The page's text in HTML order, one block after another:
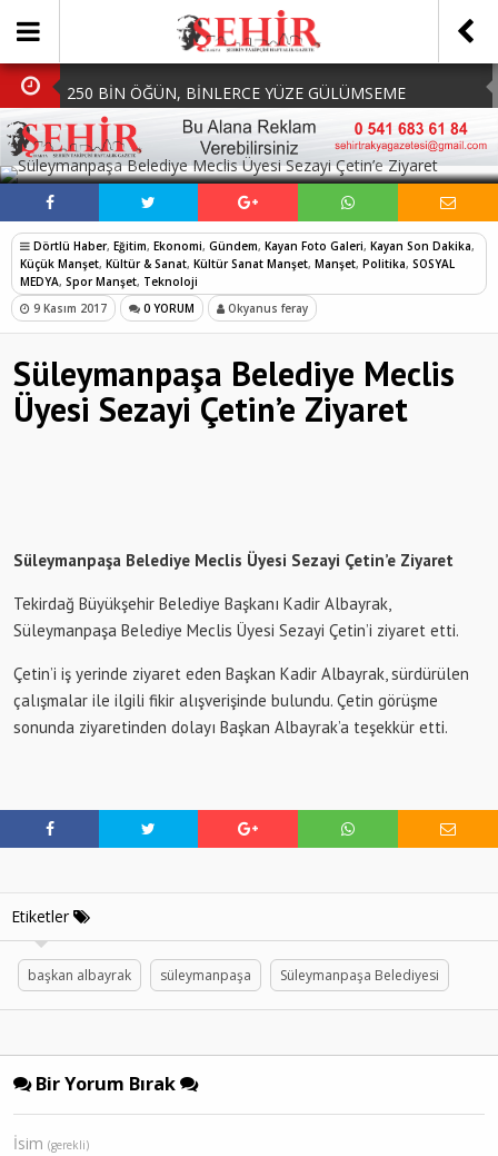
250 BİN ÖĞÜN, BİNLERCE YÜZE GÜLÜMSEME
BAŞKAN MÜGE YILDIZ TOPAK: ‘SOSYAL
BELEDİYECİLİKTE HİÇBİR HEMŞERİMİZİ YALNIZ
BIRAKMIYORUZ!’
MHP Çorlu İlçe Teşkilatında Yeni Dönem Başladı:
Mazbatalar Alındı
Dolu Vurdu, Büyükşehir Üreticiyi Yalnız Bırakmadı
SOFRALARDA BEREKETİ, GÖNÜLLERDE DAYANIŞMAYI
BÜYÜTÜYORUZ!
SOSYAL MEDYADA PAYLAŞ
Dörtlü Haber, Eğitim, Ekonomi, Gündem, Kayan Foto Galeri, Kayan Son Dakika,
Küçük Manşet, Kültür & Sanat, Kültür Sanat Manşet, Manşet, Politika, SOSYAL
MEDYA, Spor Manşet, Teknoloji
9 Kasım 2017
0 YORUM Okyanus feray
Süleymanpaşa Belediye Meclis
Üyesi Sezayi Çetin’e Ziyaret
Süleymanpaşa Belediye Meclis Üyesi Sezayi Çetin’e Ziyaret
Tekirdağ Büyükşehir Belediye Başkanı Kadir Albayrak,
Süleymanpaşa Belediye Meclis Üyesi Sezayi Çetin’i ziyaret etti.
Çetin’i iş yerinde ziyaret eden Başkan Kadir Albayrak, sürdürülen
çalışmalar ile ilgili fikir alışverişinde bulundu. Çetin görüşme
sonunda ziyaretinden dolayı Başkan Albayrak’a teşekkür etti.
Etiketler
başkan albayrak süleymanpaşa Süleymanpaşa Belediyesi
Bir Yorum Bırak
İsim (gerekli)